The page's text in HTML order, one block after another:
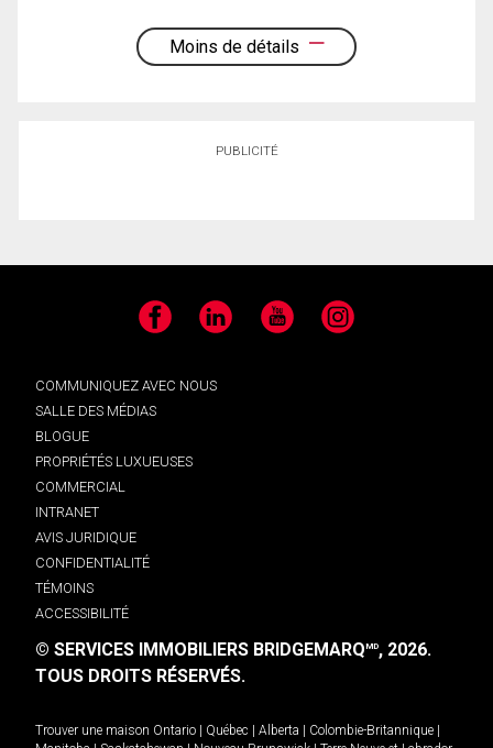
Moins de détails
PUBLICITÉ
Facebook LinkedIn YouTube Instagram
COMMUNIQUEZ AVEC NOUS
SALLE DES MÉDIAS
BLOGUE
PROPRIÉTÉS LUXUEUSES
COMMERCIAL
INTRANET
AVIS JURIDIQUE
CONFIDENTIALITÉ
TÉMOINS
ACCESSIBILITÉ
© SERVICES IMMOBILIERS BRIDGEMARQMD, 2026.
TOUS DROITS RÉSERVÉS.
Trouver une maison Ontario Québec Alberta Colombie-Britannique